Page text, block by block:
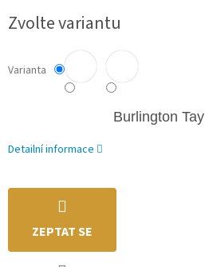
cena:
Zvolte variantu
Varianta
Burlington Tay
Detailní informace
ZEPTAT SE